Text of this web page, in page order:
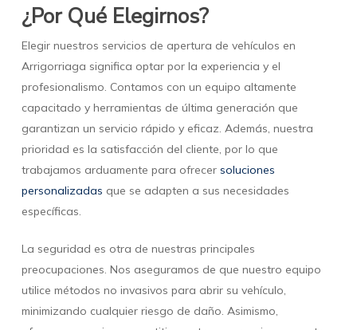
¿Por Qué Elegirnos?
Elegir nuestros servicios de apertura de vehículos en
Arrigorriaga significa optar por la experiencia y el
profesionalismo. Contamos con un equipo altamente
capacitado y herramientas de última generación que
garantizan un servicio rápido y eficaz. Además, nuestra
prioridad es la satisfacción del cliente, por lo que
trabajamos arduamente para ofrecer soluciones
personalizadas que se adapten a sus necesidades
específicas.
La seguridad es otra de nuestras principales
preocupaciones. Nos aseguramos de que nuestro equipo
utilice métodos no invasivos para abrir su vehículo,
minimizando cualquier riesgo de daño. Asimismo,